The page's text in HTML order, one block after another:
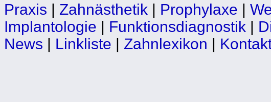
Praxis | Zahnästhetik | Prophylaxe |
Implantologie | Funktionsdiagnostik |
News | Linkliste | Zahnlexikon |